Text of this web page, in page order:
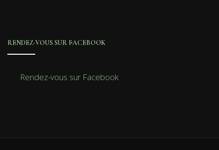
RENDEZ-VOUS SUR FACEBOOK
Rendez-vous sur Facebook